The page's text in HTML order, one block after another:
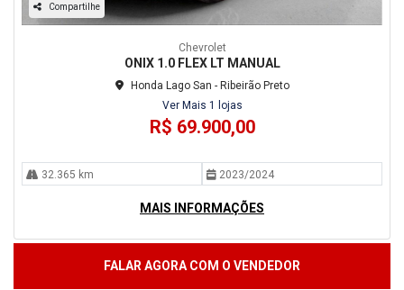
Compartilhe
Chevrolet
ONIX 1.0 FLEX LT MANUAL
Honda Lago San - Ribeirão Preto
Ver Mais 1 lojas
R$ 69.900,00
32.365 km 2023/2024
MAIS INFORMAÇÕES
FALAR AGORA COM O VENDEDOR